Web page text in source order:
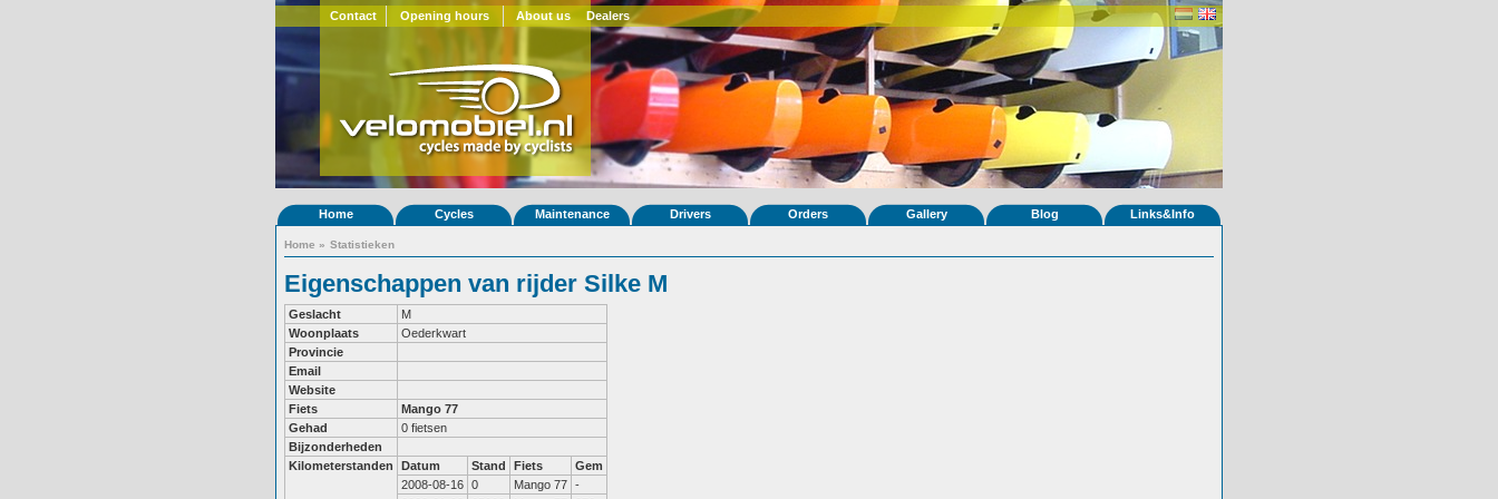
Contact Opening hours About us Dealers
Home Cycles Maintenance Drivers Orders Gallery Blog Links&Info
Home » Statistieken
Eigenschappen van rijder Silke M
Geslacht
M
Woonplaats
Oederkwart
Provincie
Email
Website
Fiets
Mango 77
Gehad
0 fietsen
Bijzonderheden
Kilometerstanden
Datum Stand Fiets
Gem
2008-08-16 0 Mango 77 -